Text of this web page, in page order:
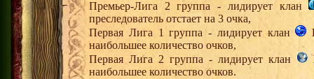
Премьер-Лига 2 группа - лидирует клан
преследователь отстает на 3 очка,
Первая Лига 1 группа - лидирует клан
наибольшее количество очков,
Первая Лига 2 группа - лидирует клан
наибольшее количество очков.